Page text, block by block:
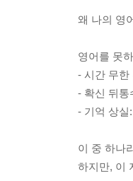
왜 나의 영
영어를 못
- 시간 무한
- 확신 뒤통
- 기억 상실
이 중 하나
하지만, 이